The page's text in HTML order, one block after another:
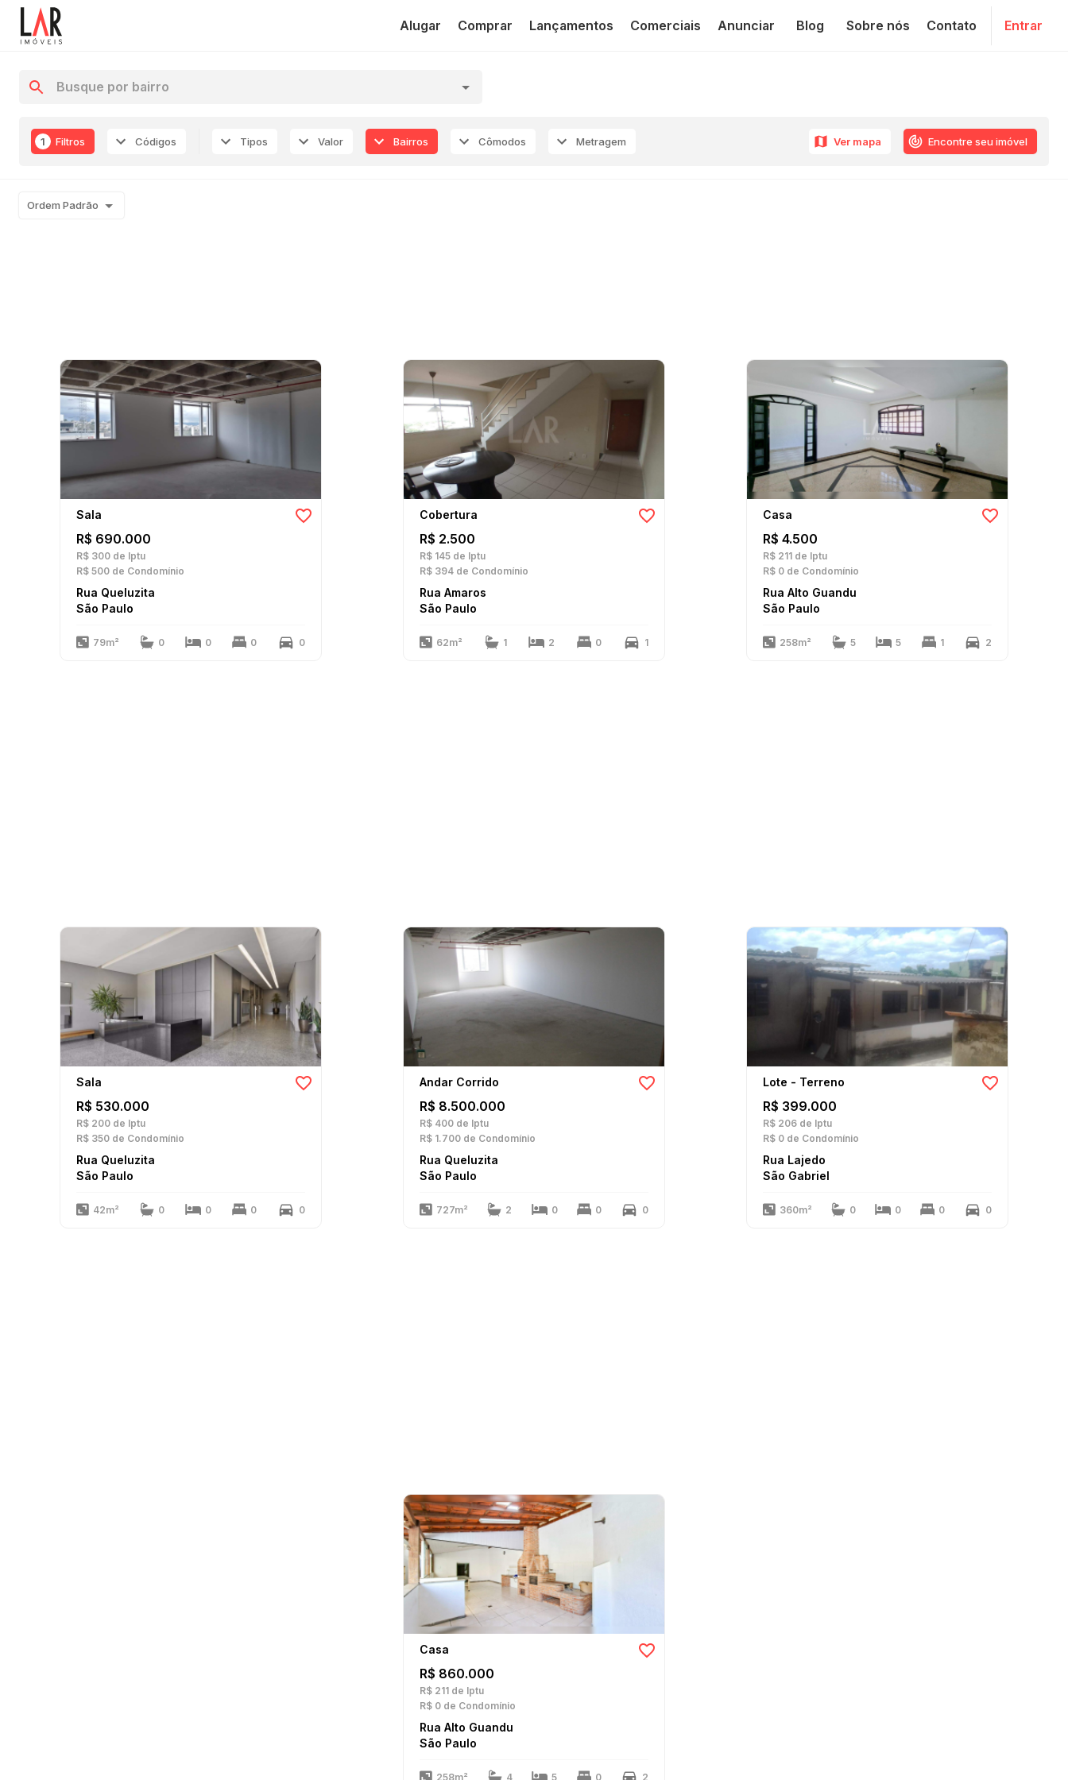
Alugar Comprar Lançamentos Comerciais Anunciar Blog Sobre nós Contato Entrar
1 Filtros Códigos Tipos Valor Bairros Cômodos Metragem Ver mapa Encontre seu imóvel
Ordem Padrão
Sala
R$ 690.000
R$ 300 de Iptu
R$ 500 de Condomínio
Rua Queluzita
São Paulo
79m² 0 0 0 0
Cobertura
R$ 2.500
R$ 145 de Iptu
R$ 394 de Condomínio
Rua Amaros
São Paulo
62m² 1 2 0 1
Casa
R$ 4.500
R$ 211 de Iptu
R$ 0 de Condomínio
Rua Alto Guandu
São Paulo
258m² 5 5 1 2
Sala
R$ 530.000
R$ 200 de Iptu
R$ 350 de Condomínio
Rua Queluzita
São Paulo
42m² 0 0 0 0
Andar Corrido
R$ 8.500.000
R$ 400 de Iptu
R$ 1.700 de Condomínio
Rua Queluzita
São Paulo
727m² 2 0 0 0
Lote - Terreno
R$ 399.000
R$ 206 de Iptu
R$ 0 de Condomínio
Rua Lajedo
São Gabriel
360m² 0 0 0 0
Casa
R$ 860.000
R$ 211 de Iptu
R$ 0 de Condomínio
Rua Alto Guandu
São Paulo
258m² 4 5 0 2